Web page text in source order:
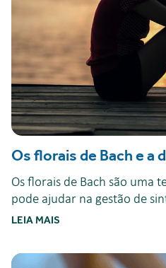
Os florais de Bach e a
Os florais de Bach são uma
pode ajudar na gestão de
LEIA MAIS